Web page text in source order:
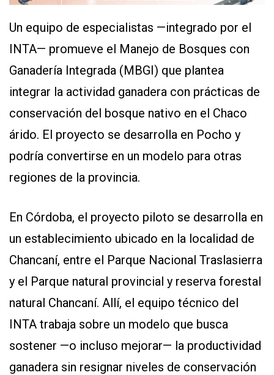
PREMIO
TÉRMINOS
CONDICIONES
DE
MAPA
SITIO
SOMOS
Un equipo de especialistas —integrado por el
INTA— promueve el Manejo de Bosques con
Ganadería Integrada (MBGI) que plantea
integrar la actividad ganadera con prácticas de
conservación del bosque nativo en el Chaco
árido. El proyecto se desarrolla en Pocho y
podría convertirse en un modelo para otras
regiones de la provincia.
En Córdoba, el proyecto piloto se desarrolla en
un establecimiento ubicado en la localidad de
Chancaní, entre el Parque Nacional Traslasierra
y el Parque natural provincial y reserva forestal
natural Chancaní. Allí, el equipo técnico del
INTA trabaja sobre un modelo que busca
sostener —o incluso mejorar— la productividad
ganadera sin resignar niveles de conservación